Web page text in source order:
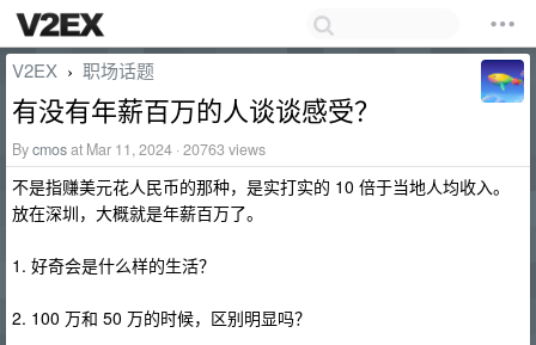
V2EX › 职场话题
有没有年薪百万的人谈谈感受？
Bycmosat Mar 11, 2024 · 20763 views
不是指赚美元花人民币的那种，是实打实的 10 倍于当地人均收入。
放在深圳，大概就是年薪百万了。
1. 好奇会是什么样的生活？
2. 100 万和 50 万的时候，区别明显吗？